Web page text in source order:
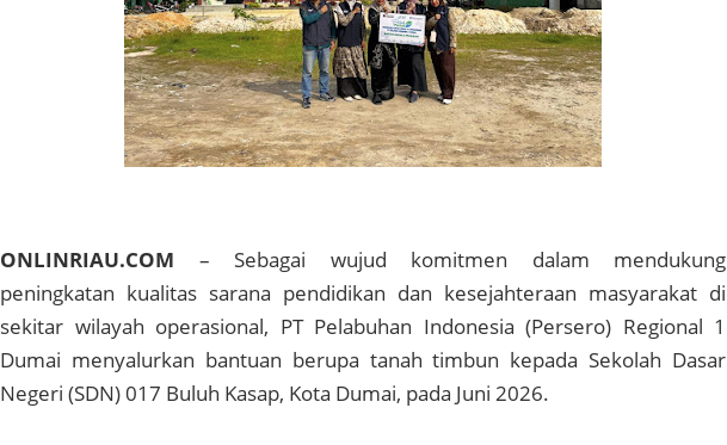
ONLINRIAU.COM – Sebagai wujud komitmen dalam mendukung
peningkatan kualitas sarana pendidikan dan kesejahteraan masyarakat di
sekitar wilayah operasional, PT Pelabuhan Indonesia (Persero) Regional 1
Dumai menyalurkan bantuan berupa tanah timbun kepada Sekolah Dasar
Negeri (SDN) 017 Buluh Kasap, Kota Dumai, pada Juni 2026.